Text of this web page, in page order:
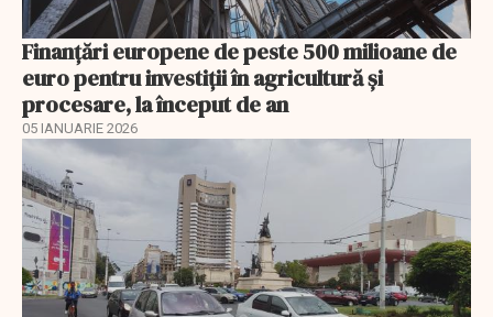
Finanţări europene de peste 500 milioane de
euro pentru investiţii în agricultură şi
procesare, la început de an
05 IANUARIE 2026